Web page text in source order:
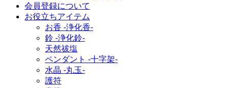
会員登録について
お役立ちアイテム
お香 ‐浄化香‐
鈴 ‐浄化鈴‐
天然祓塩
ペンダント -十字架-
水晶 -丸玉-
護符